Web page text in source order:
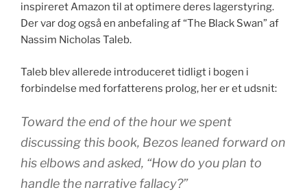
inspireret Amazon til at optimere deres lagerstyring.
Der var dog også en anbefaling af “The Black Swan” af
Nassim Nicholas Taleb.
Taleb blev allerede introduceret tidligt i bogen i
forbindelse med forfatterens prolog, her er et udsnit:
Toward the end of the hour we spent
discussing this book, Bezos leaned forward on
his elbows and asked, “How do you plan to
handle the narrative fallacy?”